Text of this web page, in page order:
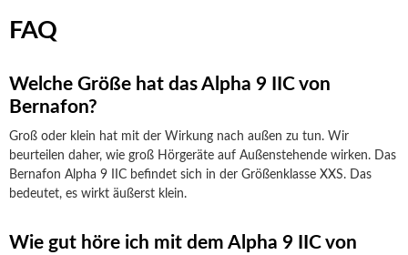
FAQ
Welche Größe hat das Alpha 9 IIC von
Bernafon?
Groß oder klein hat mit der Wirkung nach außen zu tun. Wir
beurteilen daher, wie groß Hörgeräte auf Außenstehende wirken. Das
Bernafon Alpha 9 IIC befindet sich in der Größenklasse XXS. Das
bedeutet, es wirkt äußerst klein.
Wie gut höre ich mit dem Alpha 9 IIC von